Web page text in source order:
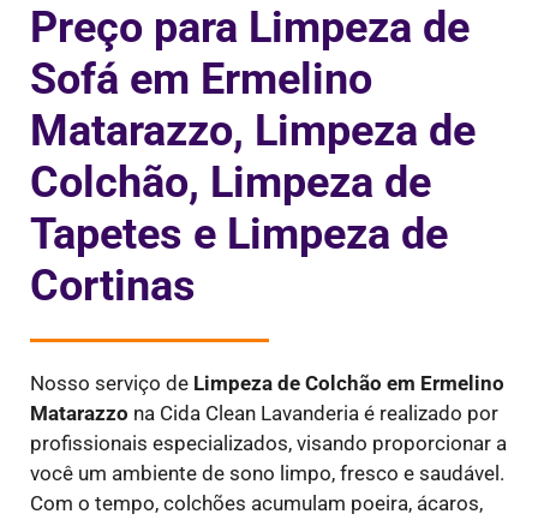
Preço para Limpeza de
Sofá em Ermelino
Matarazzo, Limpeza de
Colchão, Limpeza de
Tapetes e Limpeza de
Cortinas
Nosso serviço de Limpeza de Colchão em Ermelino
Matarazzo na Cida Clean Lavanderia é realizado por
profissionais especializados, visando proporcionar a
você um ambiente de sono limpo, fresco e saudável.
Com o tempo, colchões acumulam poeira, ácaros,